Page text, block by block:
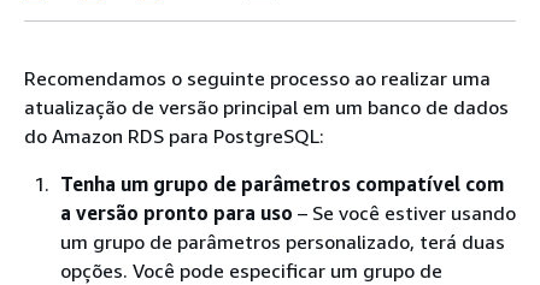
Recomendamos o seguinte processo ao realizar uma
atualização de versão principal em um banco de dados
do Amazon RDS para PostgreSQL:
Tenha um grupo de parâmetros compatível com
a versão pronto para uso – Se você estiver usando
um grupo de parâmetros personalizado, terá duas
opções. Você pode especificar um grupo de